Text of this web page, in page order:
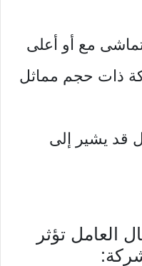
مع أو أعلى
ذات حجم مماثل
قد يشير إلى
العامل تؤثر